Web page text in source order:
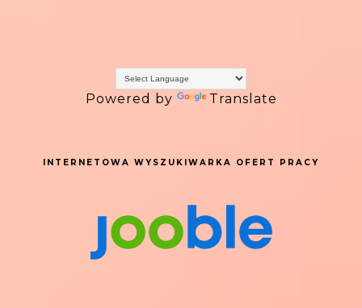
Powered by Translate
INTERNETOWA WYSZUKIWARKA OFERT PRACY